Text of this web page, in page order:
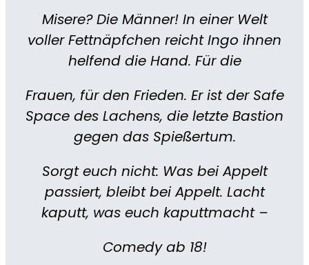
Misere? Die Männer! In einer Welt
voller Fettnäpfchen reicht Ingo ihnen
helfend die Hand. Für die
Frauen, für den Frieden. Er ist der Safe
Space des Lachens, die letzte Bastion
gegen das Spießertum.
Sorgt euch nicht: Was bei Appelt
passiert, bleibt bei Appelt. Lacht
kaputt, was euch kaputtmacht –
Comedy ab 18!